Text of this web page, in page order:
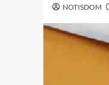
NOTISDOM